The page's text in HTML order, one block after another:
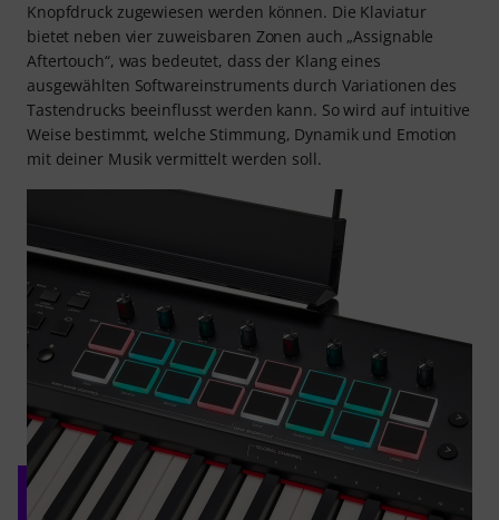
Knopfdruck zugewiesen werden können. Die Klaviatur
bietet neben vier zuweisbaren Zonen auch „Assignable
Aftertouch“, was bedeutet, dass der Klang eines
ausgewählten Softwareinstruments durch Variationen des
Tastendrucks beeinflusst werden kann. So wird auf intuitive
Weise bestimmt, welche Stimmung, Dynamik und Emotion
mit deiner Musik vermittelt werden soll.